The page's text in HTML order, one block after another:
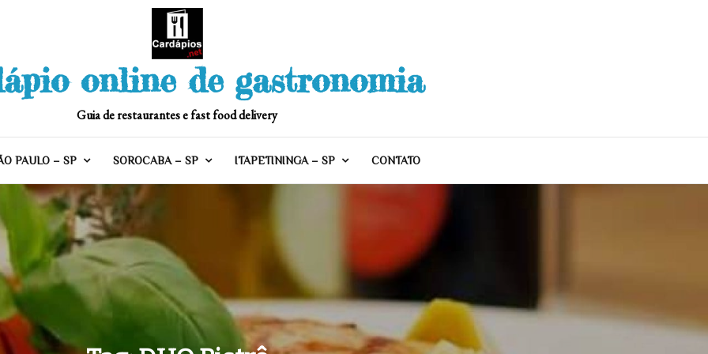
online de gastronomia
Guia de restaurantes e fast food delivery
PAULO – SP SOROCABA – SP ITAPETININGA – SP CONTATO